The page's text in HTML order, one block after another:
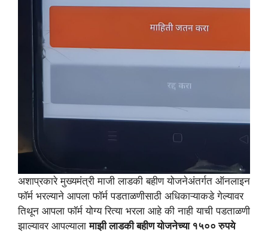
अशाप्रकारे मुख्यमंत्री माजी लाडकी बहीण योजनेअंतर्गत ऑनलाइन
फॉर्म भरल्याने आपला फॉर्म पडताळणीसाठी अधिकाऱ्याकडे गेल्यावर
तिथून आपला फॉर्म योग्य रित्या भरला आहे की नाही याची पडताळणी
झाल्यावर आपल्यालामाझी लाडकी बहीण योजनेच्या १५०० रुपये